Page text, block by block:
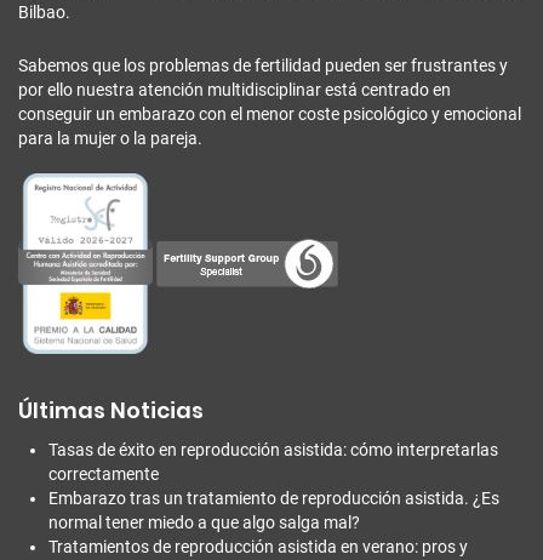
Bilbao.
Sabemos que los problemas de fertilidad pueden ser frustrantes y
por ello nuestra atención multidisciplinar está centrado en
conseguir un embarazo con el menor coste psicológico y emocional
para la mujer o la pareja.
Últimas Noticias
Tasas de éxito en reproducción asistida: cómo interpretarlas
correctamente
Embarazo tras un tratamiento de reproducción asistida. ¿Es
normal tener miedo a que algo salga mal?
Tratamientos de reproducción asistida en verano: pros y